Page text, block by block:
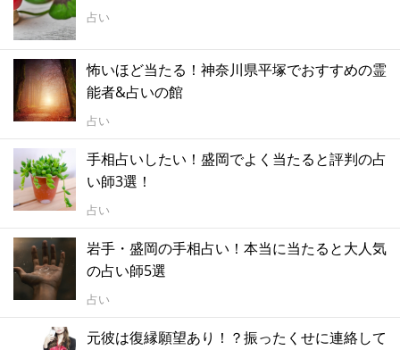
占い
怖いほど当たる！神奈川県平塚でおすすめの霊
能者&占いの館
占い
手相占いしたい！盛岡でよく当たると評判の占
い師3選！
占い
岩手・盛岡の手相占い！本当に当たると大人気
の占い師5選
占い
元彼は復縁願望あり！？振ったくせに連絡して